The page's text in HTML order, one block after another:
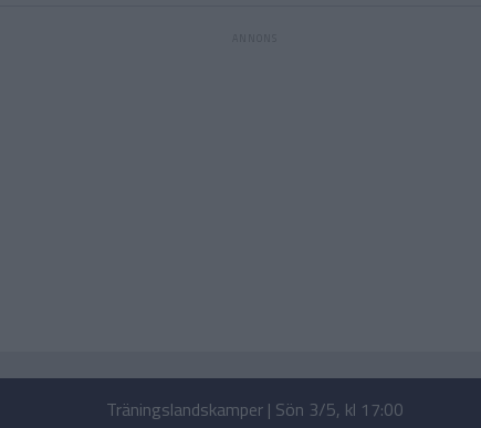
Träningslandskamper | Sön 3/5, kl 17:00